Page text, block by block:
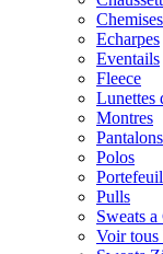
Chemises
Echarpes
Eventails
Fleece
Lunettes
Montres
Pantalons
Polos
Pulls
Sweats
Voir tous